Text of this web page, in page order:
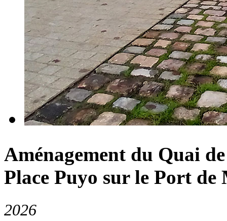
Aménagement du Quai
Place Puyo sur le Port
2026